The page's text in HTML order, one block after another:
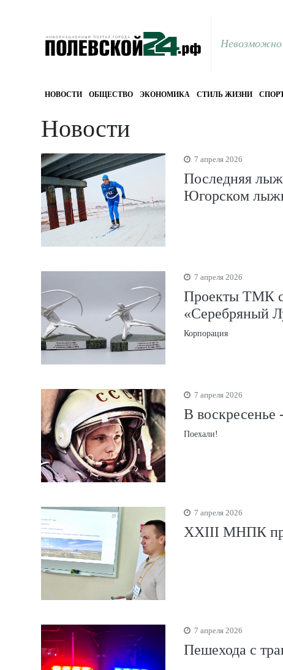
НОВОСТИ ОБЩЕСТВО ЭКОНОМИКА СТИЛЬ ЖИЗНИ
Новости
7 апреля 2026
Последняя
Югорском
7 апреля 2026
Проекты ТМК
«Серебряный
Корпорация
7 апреля 2026
В воскресенье
Поехали!
7 апреля 2026
XXIII МНПК
7 апреля 2026
Пешехода с